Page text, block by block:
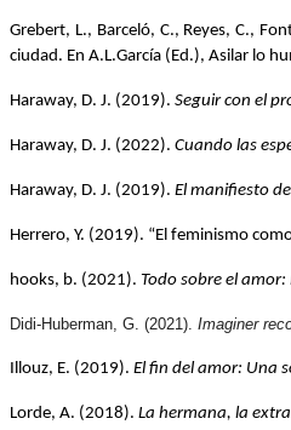
Grebert, L., Barceló, C., Reyes, C.,
ciudad. En A.L.García (Ed.), Asilar lo
Haraway, D. J. (2019). Seguir con el
Haraway, D. J. (2022). Cuando las
Haraway, D. J. (2019). El manifiesto
Herrero, Y. (2019). “El feminismo
hooks, b. (2021). Todo sobre el
Didi-Huberman, G. (2021). Imaginer
Illouz, E. (2019). El fin del amor: Una
Lorde, A. (2018). La hermana, la